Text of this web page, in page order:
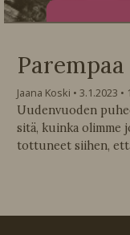
Jaana Koski 3.1.2023
Uudenvuoden
sitä, kuinka olimme
tottuneet siihen,